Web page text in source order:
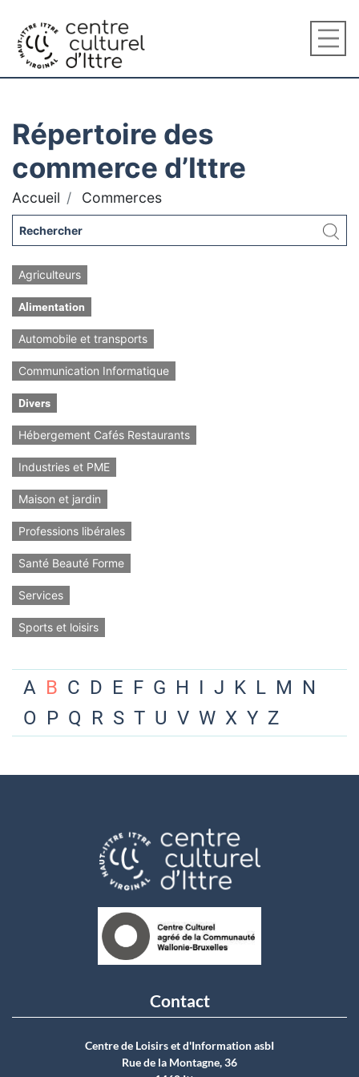
Répertoire des
commerce d’Ittre
Accueil Commerces
Agriculteurs
Alimentation
Automobile et transports
Communication Informatique
Divers
Hébergement Cafés Restaurants
Industries et PME
Maison et jardin
Professions libérales
Santé Beauté Forme
Services
Sports et loisirs
A B C D E F G H I J K L M N
O P Q R S T U V W X Y Z
Contact
Centre de Loisirs et d'Information asbI
Rue de la Montagne, 36